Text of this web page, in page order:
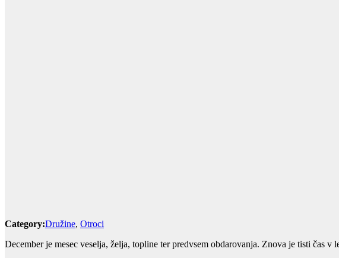
Category:Družine, Otroci
December je mesec veselja, želja, topline ter predvsem obdarovanja. Znova je tisti